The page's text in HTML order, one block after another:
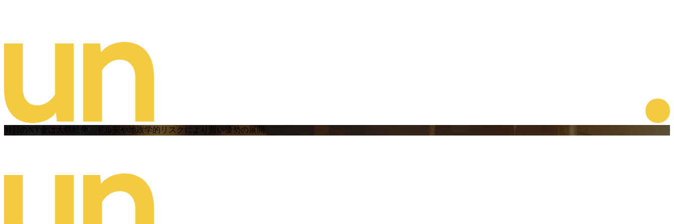
31日のNY金は大幅続伸、ドル安や地政学的リスクにより買い優勢の展開